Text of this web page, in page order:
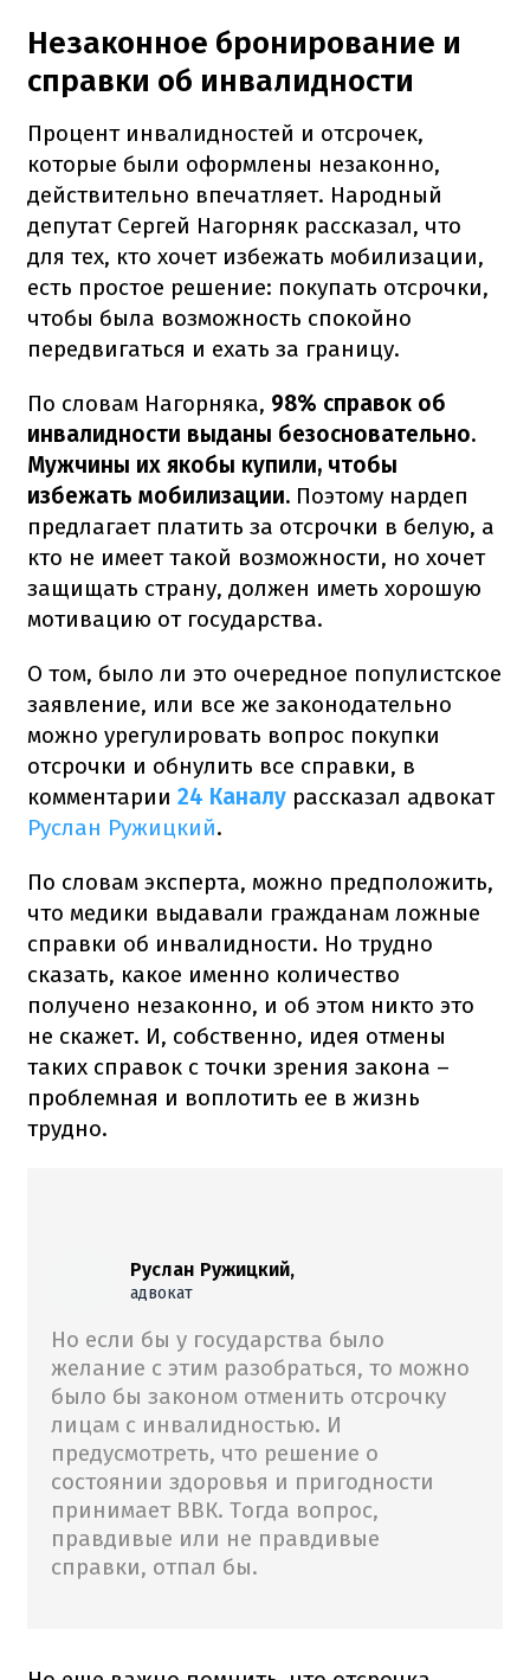
Незаконное бронирование и
справки об инвалидности
Процент инвалидностей и отсрочек,
которые были оформлены незаконно,
действительно впечатляет. Народный
депутат Сергей Нагорняк рассказал, что
для тех, кто хочет избежать мобилизации,
есть простое решение: покупать отсрочки,
чтобы была возможность спокойно
передвигаться и ехать за границу.
По словам Нагорняка, 98% справок об
инвалидности выданы безосновательно.
Мужчины их якобы купили, чтобы
избежать мобилизации. Поэтому нардеп
предлагает платить за отсрочки в белую, а
кто не имеет такой возможности, но хочет
защищать страну, должен иметь хорошую
мотивацию от государства.
О том, было ли это очередное популистское
заявление, или все же законодательно
можно урегулировать вопрос покупки
отсрочки и обнулить все справки, в
комментарии 24 Каналу рассказал адвокат
Руслан Ружицкий.
По словам эксперта, можно предположить,
что медики выдавали гражданам ложные
справки об инвалидности. Но трудно
сказать, какое именно количество
получено незаконно, и об этом никто это
не скажет. И, собственно, идея отмены
таких справок с точки зрения закона –
проблемная и воплотить ее в жизнь
трудно.
Руслан Ружицкий,
адвокат
Но если бы у государства было
желание с этим разобраться, то можно
было бы законом отменить отсрочку
лицам с инвалидностью. И
предусмотреть, что решение о
состоянии здоровья и пригодности
принимает ВВК. Тогда вопрос,
правдивые или не правдивые
справки, отпал бы.